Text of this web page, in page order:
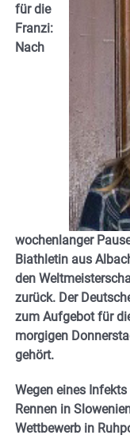
für die
Franzi:
Nach
wochenlanger
Biathletin aus
den
zurück. Der
zum Aufgebot für
morgigen
gehört.
Wegen eines
Rennen in
Wettbewerb in